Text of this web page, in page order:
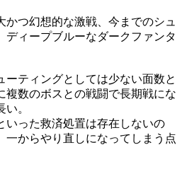
つ幻想的な激戦、今までのシュ
ディープブルーなダークファンタ
ーティングとしては少ない面数と
複数のボスとの戦闘で長期戦にな
。
いった救済処置は存在しないの
一からやり直しになってしまう点